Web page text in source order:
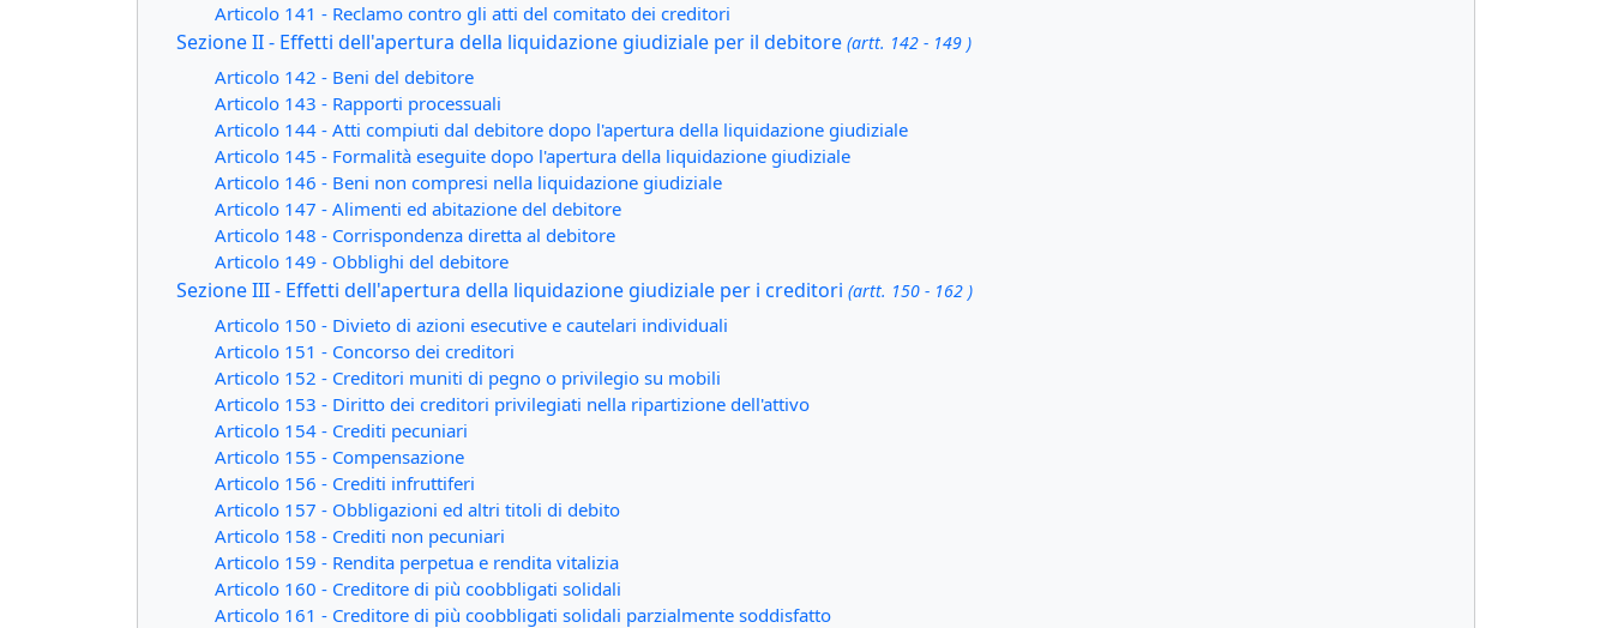
Articolo 141 - Reclamo contro gli atti del comitato dei creditori
Sezione II - Effetti dell'apertura della liquidazione giudiziale per il debitore (artt. 142 - 149 )
Articolo 142 - Beni del debitore
Articolo 143 - Rapporti processuali
Articolo 144 - Atti compiuti dal debitore dopo l'apertura della liquidazione giudiziale
Articolo 145 - Formalità eseguite dopo l'apertura della liquidazione giudiziale
Articolo 146 - Beni non compresi nella liquidazione giudiziale
Articolo 147 - Alimenti ed abitazione del debitore
Articolo 148 - Corrispondenza diretta al debitore
Articolo 149 - Obblighi del debitore
Sezione III - Effetti dell'apertura della liquidazione giudiziale per i creditori (artt. 150 - 162 )
Articolo 150 - Divieto di azioni esecutive e cautelari individuali
Articolo 151 - Concorso dei creditori
Articolo 152 - Creditori muniti di pegno o privilegio su mobili
Articolo 153 - Diritto dei creditori privilegiati nella ripartizione dell'attivo
Articolo 154 - Crediti pecuniari
Articolo 155 - Compensazione
Articolo 156 - Crediti infruttiferi
Articolo 157 - Obbligazioni ed altri titoli di debito
Articolo 158 - Crediti non pecuniari
Articolo 159 - Rendita perpetua e rendita vitalizia
Articolo 160 - Creditore di più coobbligati solidali
Articolo 161 - Creditore di più coobbligati solidali parzialmente soddisfatto